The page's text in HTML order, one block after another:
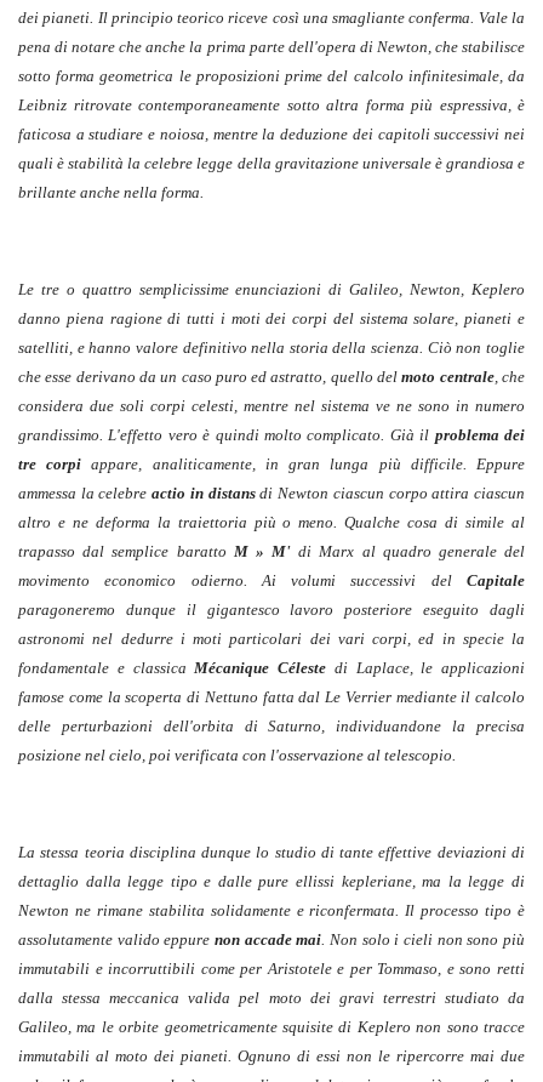
dei pianeti. Il principio teorico riceve così una smagliante conferma. Vale la
pena di notare che anche la prima parte dell'opera di Newton, che stabilisce
sotto forma geometrica le proposizioni prime del calcolo infinitesimale, da
Leibniz ritrovate contemporaneamente sotto altra forma più espressiva, è
faticosa a studiare e noiosa, mentre la deduzione dei capitoli successivi nei
quali è stabilità la celebre legge della gravitazione universale è grandiosa e
brillante anche nella forma.
Le tre o quattro semplicissime enunciazioni di Galileo, Newton, Keplero
danno piena ragione di tutti i moti dei corpi del sistema solare, pianeti e
satelliti, e hanno valore definitivo nella storia della scienza. Ciò non toglie
che esse derivano da un caso puro ed astratto, quello delmoto centrale, che
considera due soli corpi celesti, mentre nel sistema ve ne sono in numero
grandissimo. L'effetto vero è quindi molto complicato. Già il problema dei
tre corpi appare, analiticamente, in gran lunga più difficile. Eppure
ammessa la celebreactio in distansdi Newton ciascun corpo attira ciascun
altro e ne deforma la traiettoria più o meno. Qualche cosa di simile al
trapasso dal semplice baratto M » M' di Marx al quadro generale del
movimento economico odierno. Ai volumi successivi del Capitale
paragoneremo dunque il gigantesco lavoro posteriore eseguito dagli
astronomi nel dedurre i moti particolari dei vari corpi, ed in specie la
fondamentale e classicaMécanique Céleste di Laplace, le applicazioni
famose come la scoperta di Nettuno fatta dal Le Verrier mediante il calcolo
delle perturbazioni dell'orbita di Saturno, individuandone la precisa
posizione nel cielo, poi verificata con l'osservazione al telescopio.
La stessa teoria disciplina dunque lo studio di tante effettive deviazioni di
dettaglio dalla legge tipo e dalle pure ellissi kepleriane, ma la legge di
Newton ne rimane stabilita solidamente e riconfermata. Il processo tipo è
assolutamente valido eppure non accade mai. Non solo i cieli non sono più
immutabili e incorruttibili come per Aristotele e per Tommaso, e sono retti
dalla stessa meccanica valida pel moto dei gravi terrestri studiato da
Galileo, ma le orbite geometricamente squisite di Keplero non sono tracce
immutabili al moto dei pianeti. Ognuno di essi non le ripercorre mai due